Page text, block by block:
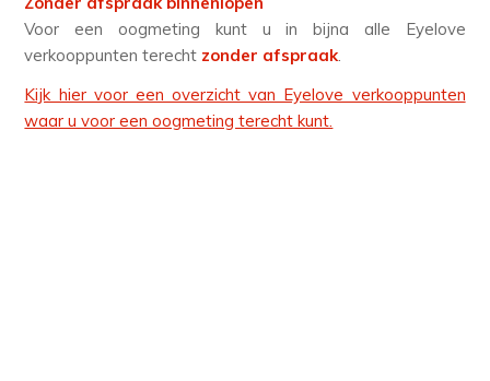
Voor een oogmeting kunt u in bijna alle Eyelove
verkooppunten terecht zonder afspraak
Kijk hier voor een overzicht van Eyelove verkooppunten
waar u voor een oogmeting terecht kunt.